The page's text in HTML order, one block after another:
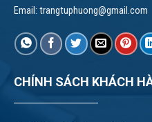
Email: trangtuphuong@gmail.com
CHÍNH SÁCH KHÁCH